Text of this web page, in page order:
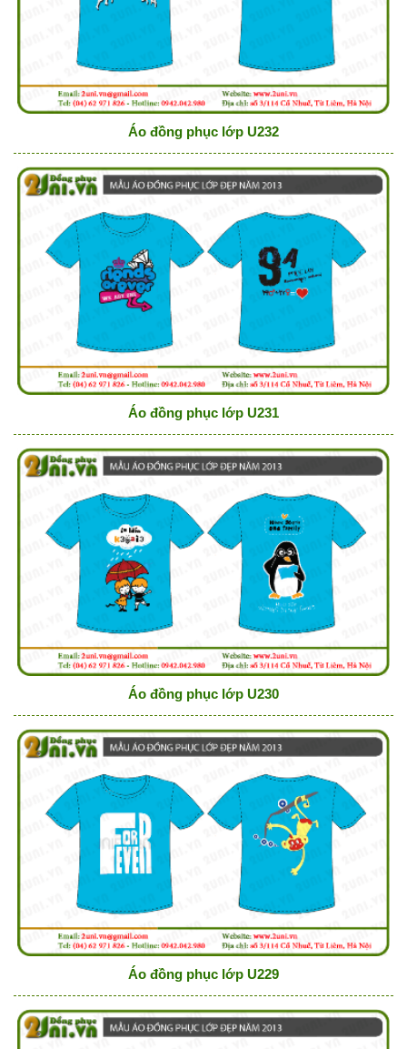
Áo đồng phục lớp U232
Áo đồng phục lớp U231
Áo đồng phục lớp U230
Áo đồng phục lớp U229